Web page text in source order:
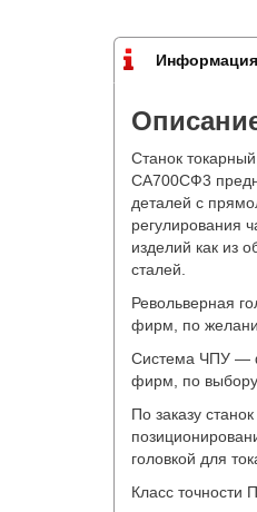
Информация
Станок
СА700СФ3
деталей с
регулирования
изделий как из
сталей.
Револьверная
фирм, по
Система ЧПУ —
фирм, по выбору
По заказу
головкой для
Класс